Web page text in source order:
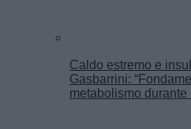
Caldo estremo e
Gasbarrini:
metabolismo durante